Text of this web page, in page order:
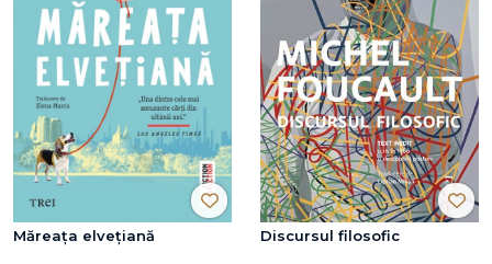
Măreața elvețiană Discursul filosofic